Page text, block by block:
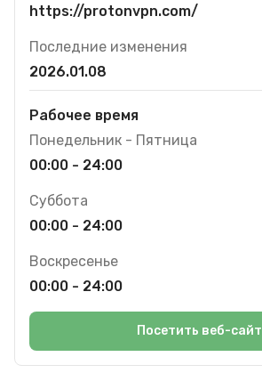
https://protonvpn.com/
Последние изменения
2026.01.08
Рабочее время
Понедельник - Пятница
00:00 - 24:00
Суббота
00:00 - 24:00
Воскресенье
00:00 - 24:00
Посетить веб-сайт